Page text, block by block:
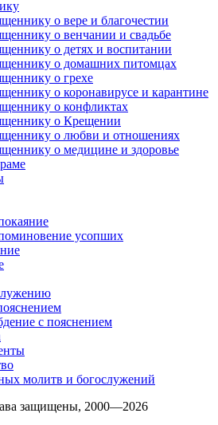
о вере и благочестии
о венчании и свадьбе
о детях и воспитании
о домашних питомцах
о грехе
о коронавирусе и карантине
о конфликтах
о Крещении
о любви и отношениях
о медицине и здоровье
усопших
с пояснением
молитв и богослужений
защищены, 2000—2026